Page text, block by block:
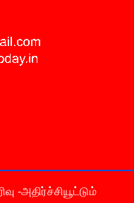
-அதிர்ச்சியூட்டும்